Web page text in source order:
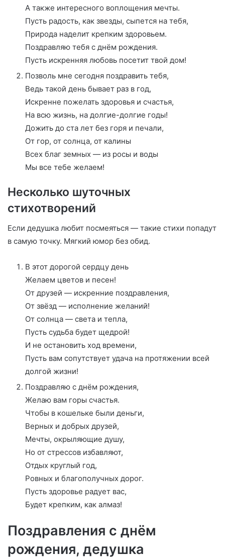
А также интересного воплощения мечты.
Пусть радость, как звезды, сыпется на тебя,
Природа наделит крепким здоровьем.
Поздравляю тебя с днём рождения.
Пусть искренняя любовь посетит твой дом!
Позволь мне сегодня поздравить тебя,
Ведь такой день бывает раз в год,
Искренне пожелать здоровья и счастья,
На всю жизнь, на долгие-долгие годы!
Дожить до ста лет без горя и печали,
От гор, от солнца, от калины
Всех благ земных — из росы и воды
Мы все тебе желаем!
Несколько шуточных
стихотворений
Если дедушка любит посмеяться — такие стихи попадут
в самую точку. Мягкий юмор без обид.
В этот дорогой сердцу день
Желаем цветов и песен!
От друзей — искренние поздравления,
От звёзд — исполнение желаний!
От солнца — света и тепла,
Пусть судьба будет щедрой!
И не остановить ход времени,
Пусть вам сопутствует удача на протяжении всей
долгой жизни!
Поздравляю с днём рождения,
Желаю вам горы счастья.
Чтобы в кошельке были деньги,
Верных и добрых друзей,
Мечты, окрыляющие душу,
Но от стрессов избавляют,
Отдых круглый год,
Ровных и благополучных дорог.
Пусть здоровье радует вас,
Будет крепким, как алмаз!
Поздравления с днём
рождения, дедушка